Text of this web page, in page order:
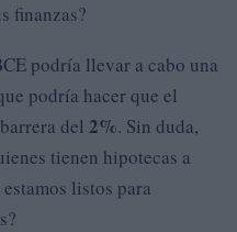
finanzas?
podría llevar a cabo una
podría hacer que el
del 2%. Sin duda,
tienen hipotecas a
listos para